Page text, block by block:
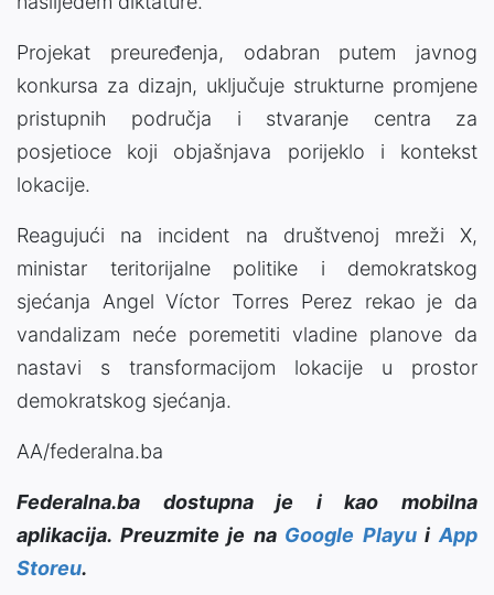
Projekat preuređenja, odabran putem javnog
konkursa za dizajn, uključuje strukturne promjene
pristupnih područja i stvaranje centra za
posjetioce koji objašnjava porijeklo i kontekst
lokacije.
Reagujući na incident na društvenoj mreži X,
ministar teritorijalne politike i demokratskog
sjećanja Angel Víctor Torres Perez rekao je da
vandalizam neće poremetiti vladine planove da
nastavi s transformacijom lokacije u prostor
demokratskog sjećanja.
AA/federalna.ba
Federalna.ba dostupna je i kao mobilna
aplikacija. Preuzmite je na Google PlayuiApp
Storeu.